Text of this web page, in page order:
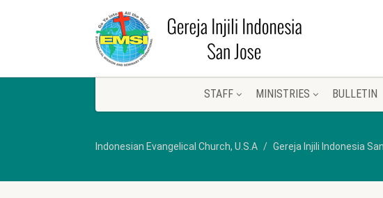
STAFF MINISTRIES BULLETIN
Indonesian Evangelical Church, U.S.A Gereja Injili Indonesia